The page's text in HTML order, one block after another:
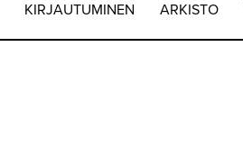
KIRJAUTUMINEN ARKISTO